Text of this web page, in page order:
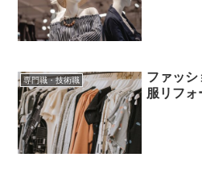
専門職・技術職
ファッシ
服リフォ